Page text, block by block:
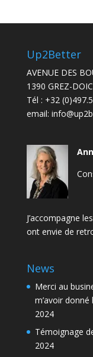
Up2Better
AVENUE DES
1390 GREZ-
Tél : +32
email:
J’accompagne
ont envie de
News
Merci au
m’avoir
2024
Témoignage
2024